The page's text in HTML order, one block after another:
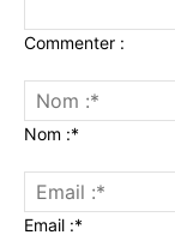
Commenter :
Nom :*
Email :*